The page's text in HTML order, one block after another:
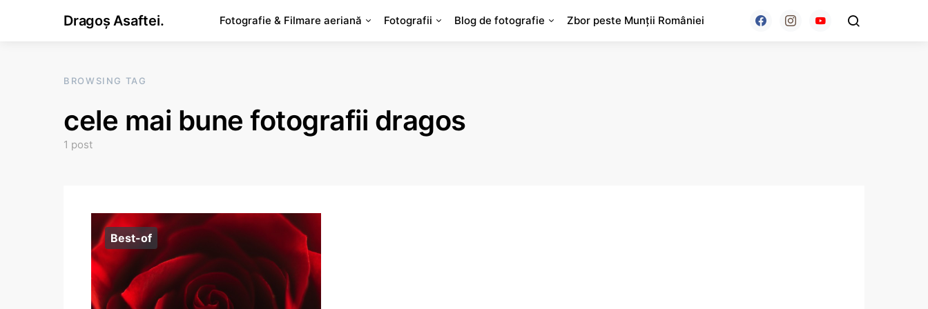
Dragoș Asaftei. Fotografie & Filmare aeriană Fotografii Blog de fotografie Zbor peste Munții României
BROWSING TAG
cele mai bune fotografii dragos
1 post
Best-of